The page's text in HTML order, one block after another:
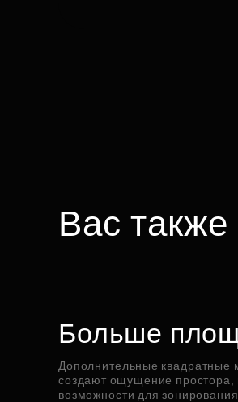
Вас
Больше
Дополнительные квадратные
создают ощущение простора,
возможности для зонирования